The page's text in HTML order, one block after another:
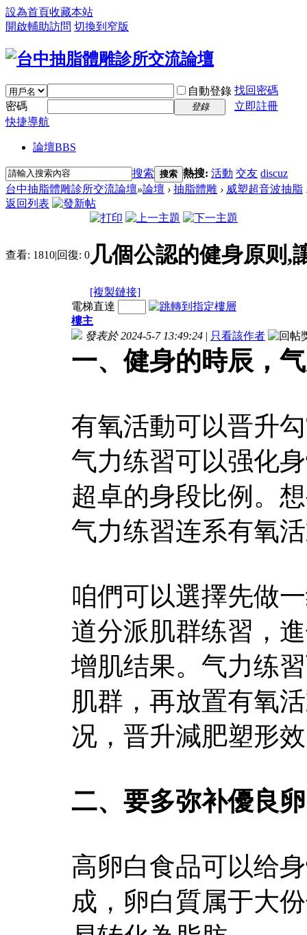
設為首頁收藏本站
開啟輔助訪問 切換到窄版
自動登錄 找回密碼
密碼
登錄
立即註冊
快捷導航
論壇BBS
搜索 搜索 熱搜: 活動 交友 discuz
台中抽脂體雕診所交流論壇»論壇 › 抽脂體雕 › 威塑超音波抽脂
返回列表
查看: 1810|回復: 0几個公認的健身原则,
[複製鏈接]
電梯直達
樓主
發表於 2024-5-7 13:49:24 | 只看該作者
一、健身的時辰，
有氧活動可以晋升
气力练習可以强化
超卓的身段比例。
气力练習连系有氧
咱們可以選擇先做
道分派肌群练習，
增肌结果。气力练
肌群，再放置有氧
况，晋升減肥塑形
二、要多弥补優良
高卵白食品可以给
成，卵白質属于大